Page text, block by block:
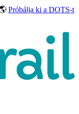
Próbálja ki a DOTS-t